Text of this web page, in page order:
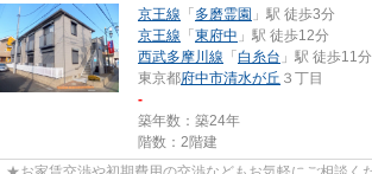
京王線 「 多磨霊園 」駅 徒歩3分
京王線 「 東府中 」駅 徒歩12分
西武多摩川線 「 白糸台 」駅 徒歩11分
東京都府中市清水が丘 ３丁目
-
築年数：築24年
階数：2階建